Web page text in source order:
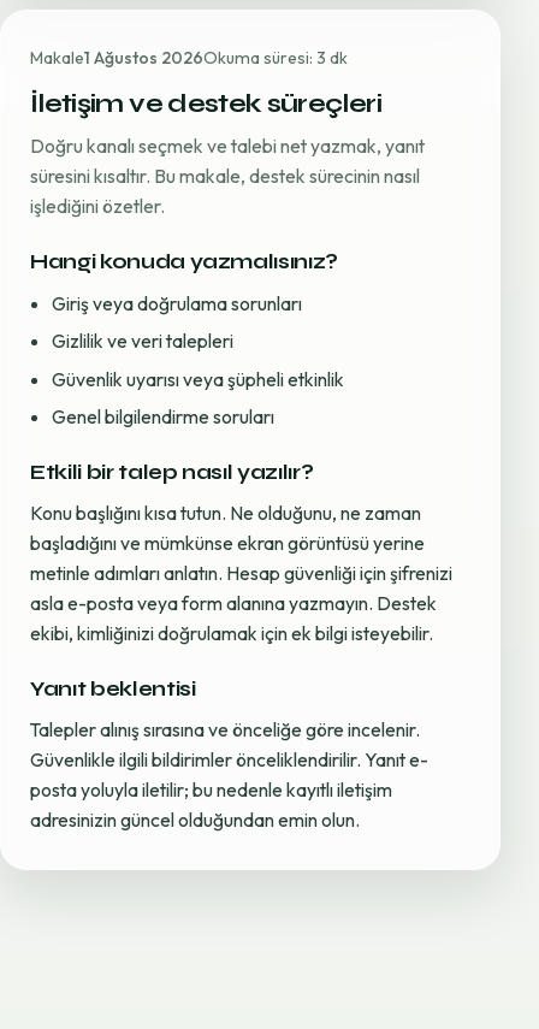
Makale1 Ağustos 2026Okuma süresi: 3 dk
İletişim ve destek süreçleri
Doğru kanalı seçmek ve talebi net yazmak, yanıt
süresini kısaltır. Bu makale, destek sürecinin nasıl
işlediğini özetler.
Hangi konuda yazmalısınız?
Giriş veya doğrulama sorunları
Gizlilik ve veri talepleri
Güvenlik uyarısı veya şüpheli etkinlik
Genel bilgilendirme soruları
Etkili bir talep nasıl yazılır?
Konu başlığını kısa tutun. Ne olduğunu, ne zaman
başladığını ve mümkünse ekran görüntüsü yerine
metinle adımları anlatın. Hesap güvenliği için şifrenizi
asla e-posta veya form alanına yazmayın. Destek
ekibi, kimliğinizi doğrulamak için ek bilgi isteyebilir.
Yanıt beklentisi
Talepler alınış sırasına ve önceliğe göre incelenir.
Güvenlikle ilgili bildirimler önceliklendirilir. Yanıt e-
posta yoluyla iletilir; bu nedenle kayıtlı iletişim
adresinizin güncel olduğundan emin olun.